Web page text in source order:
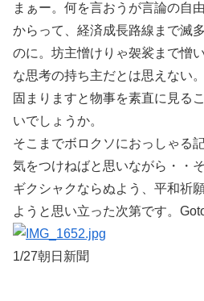
まぁー。何を言おうが言論の自
からって、経済成長路線まで滅
のに。坊主憎けりゃ袈裟まで憎
な思考の持ち主だとは思えない
固まりますと物事を素直に見る
いでしょうか。
そこまでボロクソにおっしゃる
気をつけねばと思いながら・・
ギクシャクならぬよう、平和祈
ようと思い立った次第です。
1/27朝日新聞